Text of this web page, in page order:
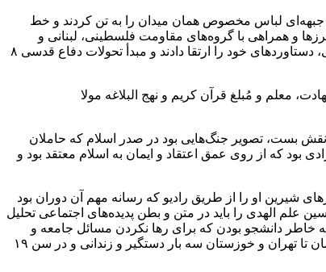
جبهه‌ای لباس مخصوص همان میدان را به تن کردند و خط
و همراهی با گروه‌های مقاومت فلسطینی، لبنانی و
افغانستانی در جنگ با اسرائیل و شوروی- را دنبال نمودند و در نهایت نیز با مقاومت انقلابی تکلیف مدارانه و مظلومانه زیر شِنی تانک‌های دشمن بعثی، دستاوردهای خود را ارتقا دادند و مبدأ تحولات دفاع قدسی ۸
معلم و مُبلغ قرآن کریم و نهج البلاغه مولا
نقش بست، تصویر جنگ‌هایی بود در صدر اسلام که حاملان
که از روی عمق اعتقاد و ایمان به اسلام معتقد بود و
و چند برابر این تعداد نیز درس گفتارهای شیرین او را از طریق رادیو که رسانه مهم آن دوران بود
علم الهدی را باید در متن و بطن پدیده‌های اجتماعی تحلیل
خاطر دانشجو بودن که برای رها نکردن مسائل جامعه و
کشورش است. او که خود را بدهکار نظام و انقلابش می‌داند، دائم به دنبال حل مسئله است. او در جریان مبارزات گسترده انقلابی از خراسان و کرمان تا تهران و خوزستان سه بار دستگیر و زندانی و در سن ۱۹